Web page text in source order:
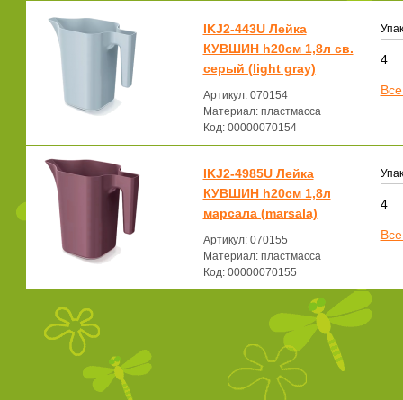
IKJ2-443U Лейка
КУВШИН h20см 1,8л св.
серый (light gray)
Артикул: 070154
Материал: пластмасса
Код: 00000070154
4
IKJ2-4985U Лейка
КУВШИН h20см 1,8л
марсала (marsala)
Артикул: 070155
Материал: пластмасса
Код: 00000070155
4